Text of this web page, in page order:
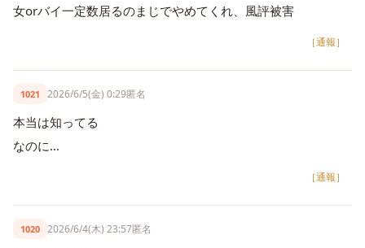
女orバイ一定数居るのまじでやめてくれ、風評被害
［通報］
1021 2026/6/5(金) 0:29匿名
本当は知ってる
なのに…
［通報］
1020 2026/6/4(木) 23:57匿名